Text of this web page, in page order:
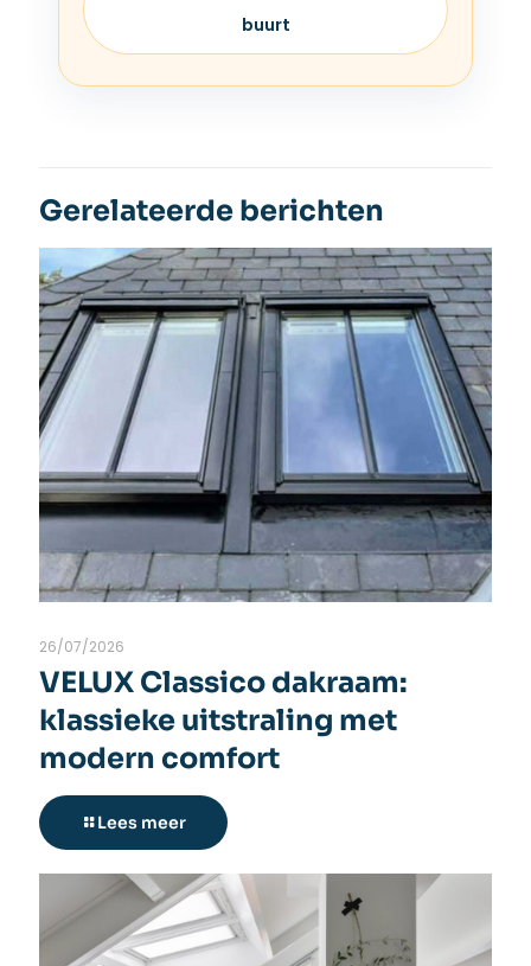
buurt
Gerelateerde berichten
26/07/2026
VELUX Classico dakraam:
klassieke uitstraling met
modern comfort
Lees meer